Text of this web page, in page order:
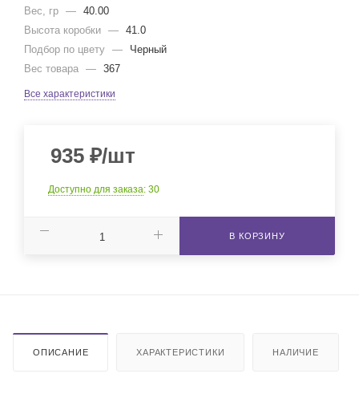
Вес, гр — 40.00
Высота коробки — 41.0
Подбор по цвету —
Черный
Вес товара — 367
Все характеристики
935 ₽/шт
Доступно для заказа: 30
В КОРЗИНУ
ОПИСАНИЕ ХАРАКТЕРИСТИКИ НАЛИЧИЕ